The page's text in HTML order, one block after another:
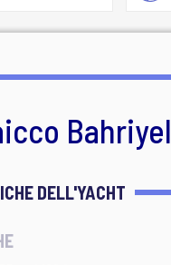
DELL'YACHT